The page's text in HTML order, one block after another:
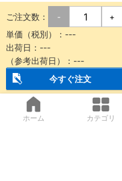
ご注文数： - +
単価（税別）： ---
出荷日： ---
（参考出荷日）： ---
今すぐ注文
ホーム カテゴリ